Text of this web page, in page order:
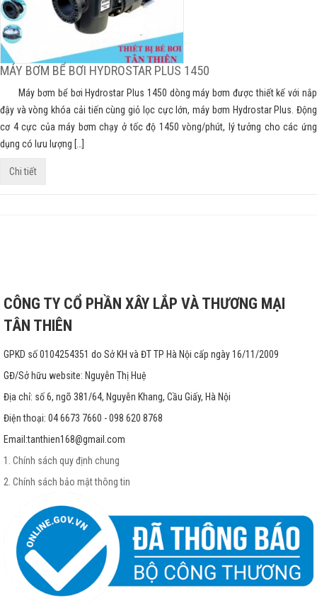
MÁY BƠM BỂ BƠI HYDROSTAR PLUS 1450
Máy bơm bể bơi Hydrostar Plus 1450 dòng máy bơm được thiết kế với nắp
đậy và vòng khóa cải tiến cùng giỏ lọc cực lớn, máy bơm Hydrostar Plus. Động
cơ 4 cực của máy bơm chạy ở tốc độ 1450 vòng/phút, lý tưởng cho các ứng
dụng có lưu lượng […]
Chi tiết
CÔNG TY CỔ PHẦN XÂY LẮP VÀ THƯƠNG MẠI
TÂN THIÊN
GPKD số 0104254351 do Sở KH và ĐT TP Hà Nội cấp ngày 16/11/2009
GĐ/Sở hữu website: Nguyễn Thị Huệ
Địa chỉ: số 6, ngõ 381/64, Nguyễn Khang, Cầu Giấy, Hà Nội
Điện thoại: 04 6673 7660 - 098 620 8768
Email:tanthien168@gmail.com
1. Chính sách quy định chung
2. Chính sách bảo mật thông tin